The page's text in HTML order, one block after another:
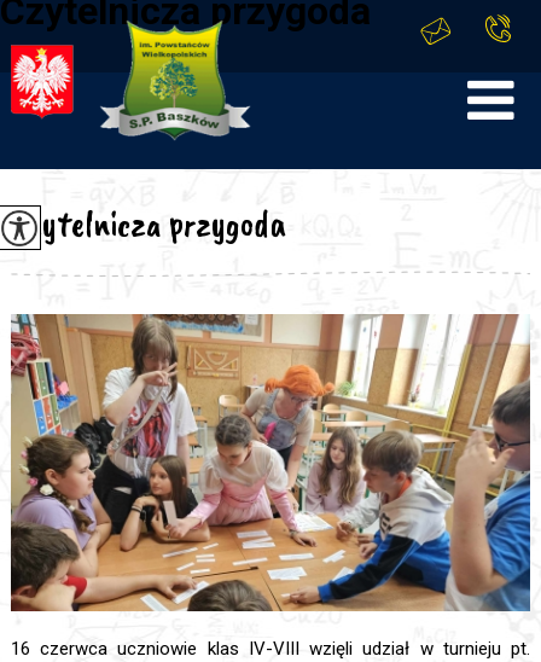
Czytelnicza przygoda
Czytelnicza przygoda
16 czerwca uczniowie klas IV-VIII wzięli udział w turnieju pt.